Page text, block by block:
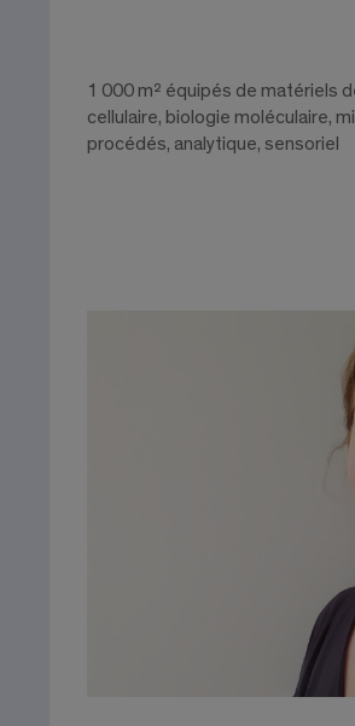
1 000 m² équipés de matériels
cellulaire, biologie moléculaire,
procédés, analytique, sensoriel